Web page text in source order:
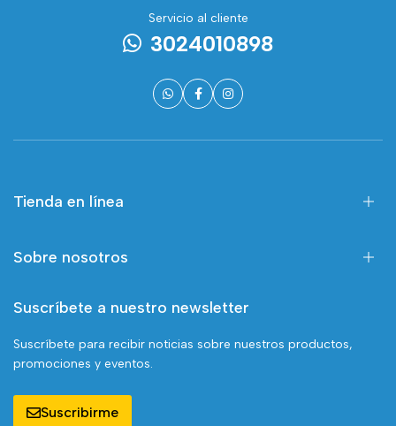
Servicio al cliente
3024010898
Tienda en línea
Sobre nosotros
Suscríbete a nuestro newsletter
Suscríbete para recibir noticias sobre nuestros productos,
promociones y eventos.
Suscribirme